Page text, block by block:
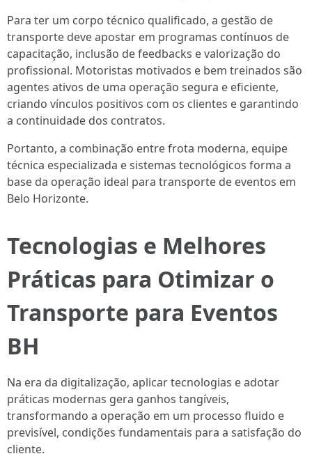
Para ter um corpo técnico qualificado, a gestão de
transporte deve apostar em programas contínuos de
capacitação, inclusão de feedbacks e valorização do
profissional. Motoristas motivados e bem treinados são
agentes ativos de uma operação segura e eficiente,
criando vínculos positivos com os clientes e garantindo
a continuidade dos contratos.
Portanto, a combinação entre frota moderna, equipe
técnica especializada e sistemas tecnológicos forma a
base da operação ideal para transporte de eventos em
Belo Horizonte.
Tecnologias e Melhores
Práticas para Otimizar o
Transporte para Eventos
BH
Na era da digitalização, aplicar tecnologias e adotar
práticas modernas gera ganhos tangíveis,
transformando a operação em um processo fluido e
previsível, condições fundamentais para a satisfação do
cliente.